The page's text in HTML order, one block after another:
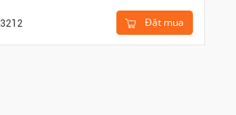
Đặt mua
3212